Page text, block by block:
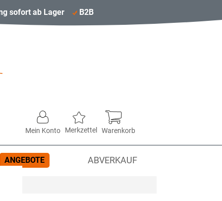
sofort ab Lager B2B
Mein Konto Merkzettel Warenkorb
ANGEBOTE ABVERKAUF